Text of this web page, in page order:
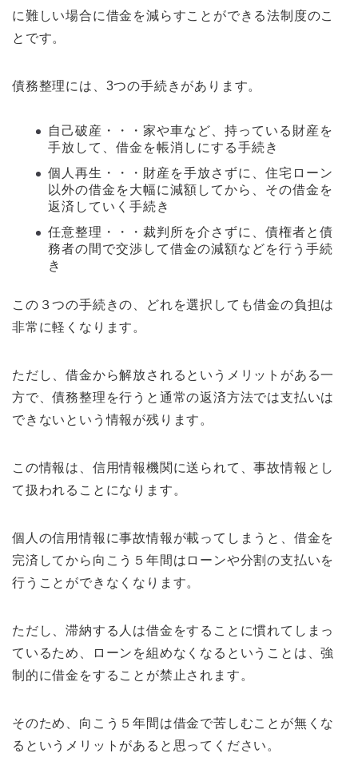
に難しい場合に借金を減らすことができる法制度のこ
とです。
債務整理には、3つの手続きがあります。
自己破産・・・家や車など、持っている財産を
手放して、借金を帳消しにする手続き
個人再生・・・財産を手放さずに、住宅ローン
以外の借金を大幅に減額してから、その借金を
返済していく手続き
任意整理・・・裁判所を介さずに、債権者と債
務者の間で交渉して借金の減額などを行う手続
き
この３つの手続きの、どれを選択しても借金の負担は
非常に軽くなります。
ただし、借金から解放されるというメリットがある一
方で、債務整理を行うと通常の返済方法では支払いは
できないという情報が残ります。
この情報は、信用情報機関に送られて、事故情報とし
て扱われることになります。
個人の信用情報に事故情報が載ってしまうと、借金を
完済してから向こう５年間はローンや分割の支払いを
行うことができなくなります。
ただし、滞納する人は借金をすることに慣れてしまっ
ているため、ローンを組めなくなるということは、強
制的に借金をすることが禁止されます。
そのため、向こう５年間は借金で苦しむことが無くな
るというメリットがあると思ってください。